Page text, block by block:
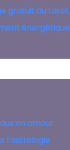
gratuit du tarot
énergétique
en amour
l’astrologie